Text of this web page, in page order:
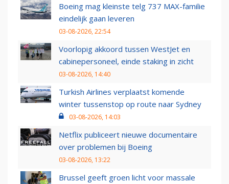
Boeing mag kleinste telg 737 MAX-familie
eindelijk gaan leveren
03-08-2026, 22:54
Voorlopig akkoord tussen WestJet en
cabinepersoneel, einde staking in zicht
03-08-2026, 14:40
Turkish Airlines verplaatst komende
winter tussenstop op route naar Sydney
03-08-2026, 14:03
Netflix publiceert nieuwe documentaire
over problemen bij Boeing
03-08-2026, 13:22
Brussel geeft groen licht voor massale